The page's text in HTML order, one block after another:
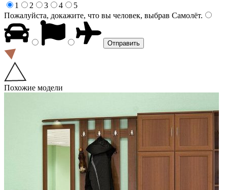
1
2 3 4
5
Пожалуйста, докажите, что вы человек, выбрав Самолёт.
Похожие модели